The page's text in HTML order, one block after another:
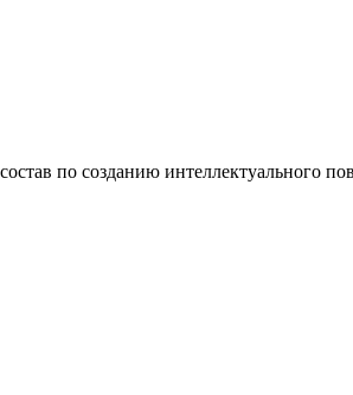
по созданию интеллектуального